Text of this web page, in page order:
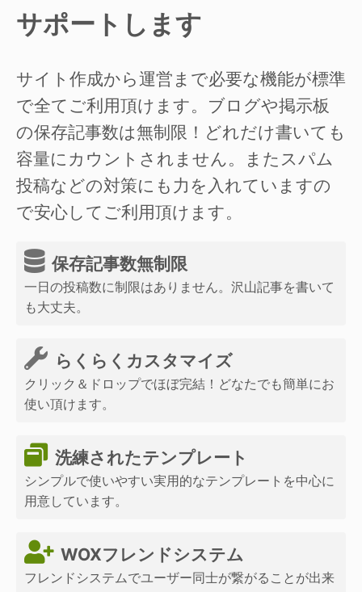
サポートします
サイト作成から運営まで必要な機能が標準
で全てご利用頂けます。ブログや掲示板
の保存記事数は無制限！どれだけ書いても
容量にカウントされません。またスパム
投稿などの対策にも力を入れていますの
で安心してご利用頂けます。
保存記事数無制限
一日の投稿数に制限はありません。沢山記事を書いて
も大丈夫。
らくらくカスタマイズ
クリック＆ドロップでほぼ完結！どなたでも簡単にお
使い頂けます。
洗練されたテンプレート
シンプルで使いやすい実用的なテンプレートを中心に
用意しています。
WOXフレンドシステム
フレンドシステムでユーザー同士が繋がることが出来